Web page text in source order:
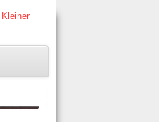
Kleiner